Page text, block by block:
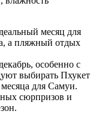
месяц для
а пляжный отдых
особенно с
выбирать Пхукет
для Самуи.
сюрпризов и